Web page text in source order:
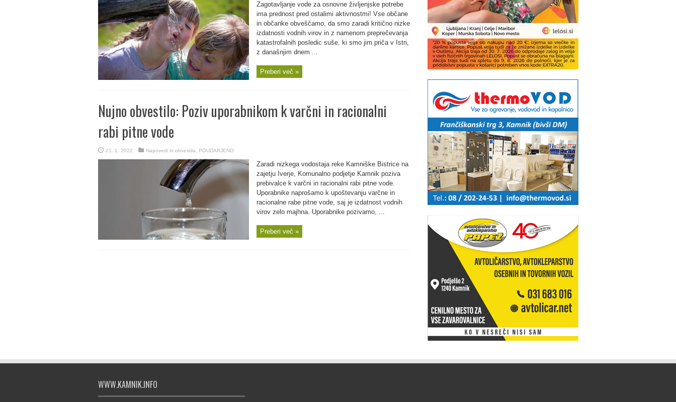
Zagotavljanje vode za osnovne življenjske potrebe
ima prednost pred ostalimi aktivnostmi! Vse občane
in občanke obveščamo, da smo zaradi kritično nizke
izdatnosti vodnih virov in z namenom preprečevanja
katastrofalnih posledic suše, ki smo jim priča v Istri,
z današnjim dnem ...
Preberi več »
Nujno obvestilo: Poziv uporabnikom k varčni in racionalni
rabi pitne vode
21. 1. 2022 Napovedi in obvestila POUDARJENO
Zaradi nizkega vodostaja reke Kamniške Bistrice na
zajetju Iverje, Komunalno podjetje Kamnik poziva
prebivalce k varčni in racionalni rabi pitne vode.
Uporabnike naprošamo k upoštevanju varčne in
racionalne rabe pitne vode, saj je izdatnost vodnih
virov zelo majhna. Uporabnike pozivamo, ...
Preberi več »
WWW.KAMNIK.INFO